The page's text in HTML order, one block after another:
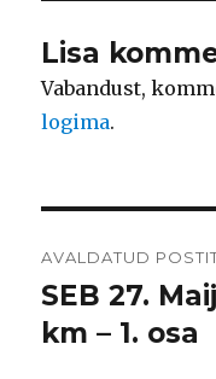
Lisa
Vabandust,
logima.
AVALDATUD
SEB 27.
km – 1. osa